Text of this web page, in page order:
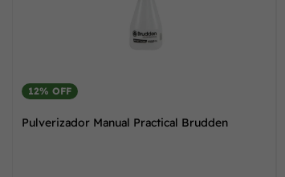
12% OFF
Pulverizador Manual Practical Brudden